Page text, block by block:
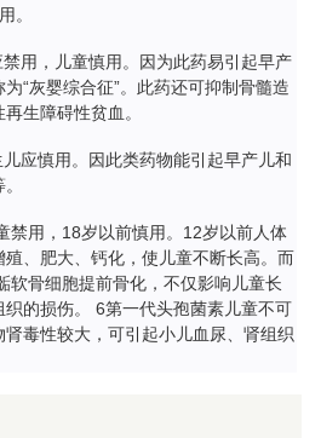
。
用，儿童慎用。因为此药易引起早产
“灰婴综合征”。此药还可抑制骨髓造
生障碍性贫血。
应慎用。因此类药物能引起早产儿和
禁用，18岁以前慎用。12岁以前人体
、肥大、钙化，使儿童不断长高。而
软骨细胞提前骨化，不仅影响儿童长
的损伤。 6第一代头孢菌素儿童不可
毒性较大，可引起小儿血尿、肾组织